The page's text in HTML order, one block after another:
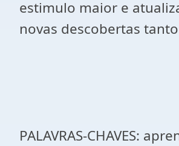
estimulo maior e
novas descobertas
PALAVRAS-CHAVES: